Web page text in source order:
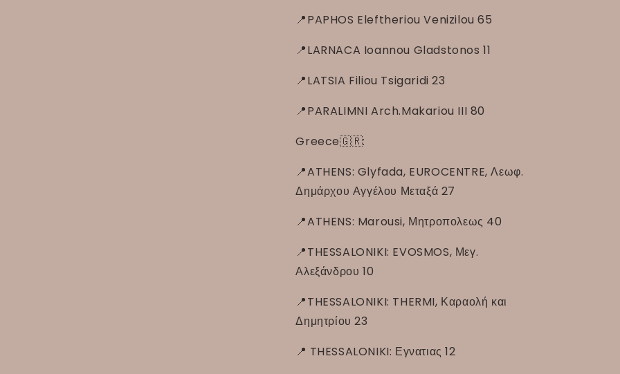
📍PAPHOS Eleftheriou Venizilou 65
📍LARNACA Ioannou Gladstonos 11
📍LATSIA Filiou Tsigaridi 23
📍PARALIMNI Arch.Makariou III 80
Greece🇬🇷:
📍ATHENS: Glyfada, EUROCENTRE, Λεωφ.
Δημάρχου Αγγέλου Μεταξά 27
📍ATHENS: Marousi, Μητροπολεως 40
📍THESSALONIKI: EVOSMOS, Μεγ.
Αλεξάνδρου 10
📍THESSALONIKI: THERMI, Καραολή και
Δημητρίου 23
📍 THESSALONIKI: Εγνατιας 12